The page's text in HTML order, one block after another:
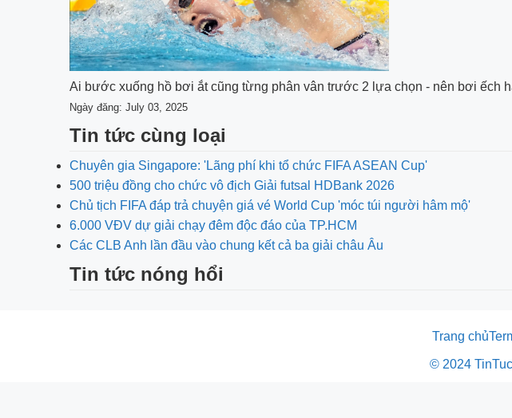
Ai bước xuống hồ bơi ắt cũng từng phân vân trước 2 lựa chọn - nên bơi ếch
Ngày đăng: July 03, 2025
Tin tức cùng loại
Chuyên gia Singapore: 'Lãng phí khi tổ chức FIFA ASEAN Cup'
500 triệu đồng cho chức vô địch Giải futsal HDBank 2026
Chủ tịch FIFA đáp trả chuyện giá vé World Cup 'móc túi người hâm mộ'
6.000 VĐV dự giải chạy đêm độc đáo của TP.HCM
Các CLB Anh lần đầu vào chung kết cả ba giải châu Âu
Tin tức nóng hổi
Trang chủ
© 2024